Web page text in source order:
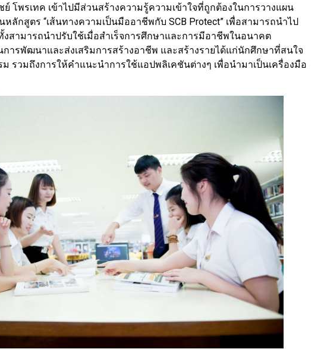
โพรเทค เข้าไปมีส่วนสร้างความรู้ความเข้าใจที่ถูกต้องในการวางแผน
ลักสูตร “เส้นทางความเป็นมืออาชีพกับ SCB Protect” เพื่อสามารถนำไป
สามารถนำปรับใช้เมื่อสำเร็จการศึกษาและการมีอาชีพในอนาคต
การพัฒนาและส่งเสริมการสร้างอาชีพ และสร้างรายได้แก่นักศึกษาที่สนใจ
รวมถึงการให้คำแนะนำการใช้แอปพลิเคชันต่างๆ เพื่อนำมาเป็นเครื่องมือ